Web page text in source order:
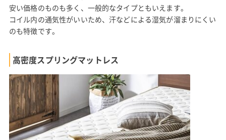
安い価格のものも多く、一般的なタイプともいえます。
コイル内の通気性がいいため、汗などによる湿気が溜まりにくい
のも特徴です。
高密度スプリングマットレス